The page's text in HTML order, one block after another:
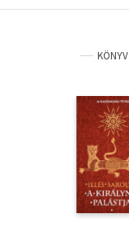
KÖNYV